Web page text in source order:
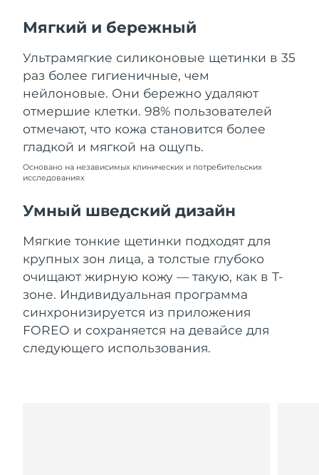
Мягкий и бережный
Ультрамягкие силиконовые щетинки в 35
раз более гигиеничные, чем
нейлоновые. Они бережно удаляют
отмершие клетки. 98% пользователей
отмечают, что кожа становится более
гладкой и мягкой на ощупь.
Основано на независимых клинических и потребительских
исследованиях
Умный шведский дизайн
Мягкие тонкие щетинки подходят для
крупных зон лица, а толстые глубоко
очищают жирную кожу — такую, как в Т-
зоне. Индивидуальная программа
синхронизируется из приложения
FOREO и сохраняется на девайсе для
следующего использования.
Россия
Ожидаемая дата доставки
Саудовская Аравия
Ожидаемая дата доставки
Сингапур
Ожидаемая дата доставки
8/12/26
Словакия
Ожидаемая дата доставки
Южно-Африканская
Ожидаемая дата доставки
Республика Корея
Ожидаемая дата доставки
Испания
Ожидаемая дата доставки